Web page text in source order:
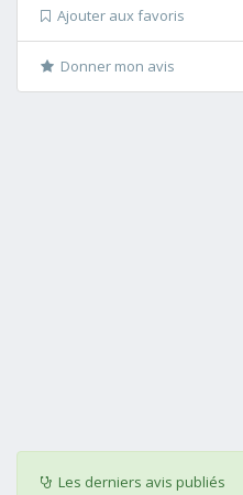
Ajouter aux favoris
Donner mon avis
Les derniers avis publiés